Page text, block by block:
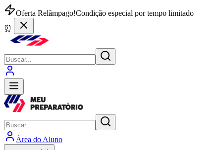
Oferta Relâmpago!Condição especial por tempo limitado
⏰
Área do Aluno